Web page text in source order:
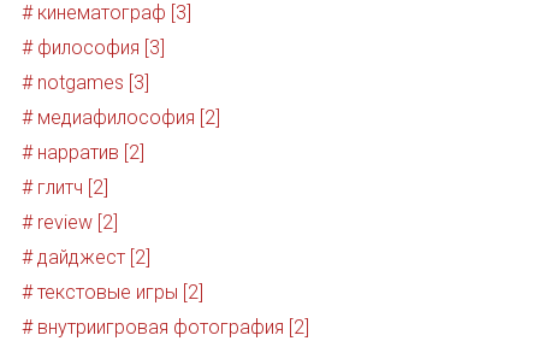
# кинематограф [3]
# философия [3]
# notgames [3]
# медиафилософия [2]
# нарратив [2]
# глитч [2]
# review [2]
# дайджест [2]
# текстовые игры [2]
# внутриигровая фотография [2]